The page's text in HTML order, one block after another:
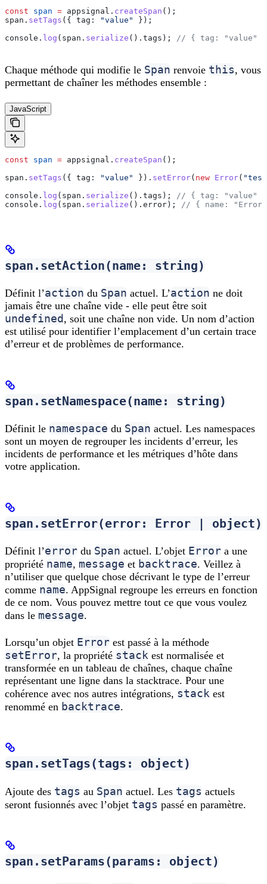
const span = appsignal . createSpan ();
span . setTags ({ tag: "value"
});
console . log ( span . serialize (). tags ); // { tag: "value" }
Chaque méthode qui modifie le Span renvoie this, vous
permettant de chaîner les méthodes ensemble :
JavaScript
const span = appsignal . createSpan ();
span . setTags ({ tag: "value" }). setError( new Error(
console . log ( span . serialize (). tags );
// { tag: "value" }
console . log ( span . serialize (). error); // { name:
span.setAction(name: string)
Définit l’action du Span actuel. L’action ne doit
jamais être une chaîne vide - elle peut être soit
undefined , soit une chaîne non vide. Un nom d’action
est utilisé pour identifier l’emplacement d’un certain trace
d’erreur et de problèmes de performance.
span.setNamespace(name: string)
Définit le namespace du Span actuel. Les namespaces
sont un moyen de regrouper les incidents d’erreur, les
incidents de performance et les métriques d’hôte dans
votre application.
span.setError(error: Error | object)
Définit l’error du Span actuel. L’objet Error a une
propriété name, message et backtrace. Veillez à
n’utiliser que quelque chose décrivant le type de l’erreur
comme name. AppSignal regroupe les erreurs en fonction
de ce nom. Vous pouvez mettre tout ce que vous voulez
dans le message.
Lorsqu’un objet Error est passé à la méthode
setError, la propriété stack est normalisée et
transformée en un tableau de chaînes, chaque chaîne
représentant une ligne dans la stacktrace. Pour une
cohérence avec nos autres intégrations, stack est
renommé en backtrace.
span.setTags(tags: object)
Ajoute des tags au Span actuel. Les tags actuels
seront fusionnés avec l’objet tags passé en paramètre.
span.setParams(params: object)